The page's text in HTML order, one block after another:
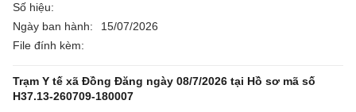
Số hiệu:
Ngày ban hành:
15/07/2026
File đính kèm:
Trạm Y tế xã Đồng Đăng ngày 08/7/2026 tại Hồ sơ mã số
H37.13-260709-180007